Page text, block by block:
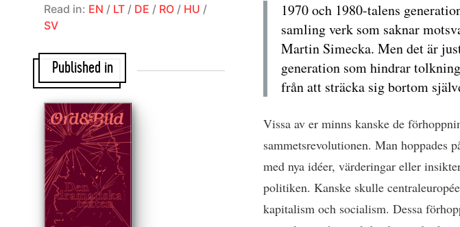
1970 och 1980-talens
samling verk som saknar
Martin Simecka. Men det är
generation som hindrar
från att sträcka sig bortom
Vissa av er minns kanske de
sammetsrevolutionen. Man hoppades
med nya idéer, värderingar eller
politiken. Kanske skulle
kapitalism och socialism. Dessa
Read in: EN / LT / DE / RO / HU /
SV
Published in